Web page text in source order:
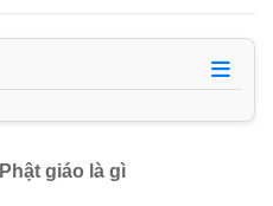
giáo là gì